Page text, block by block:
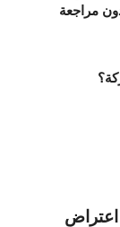
مراجعة